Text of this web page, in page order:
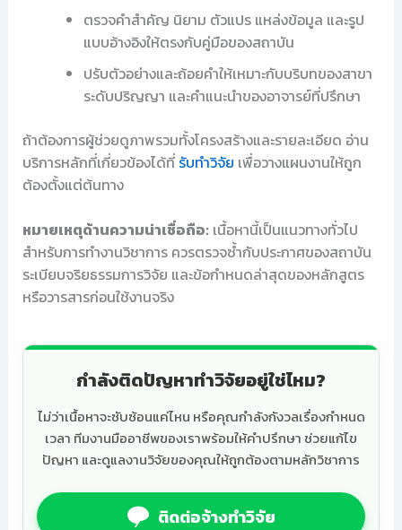
ตรวจคำสำคัญ นิยาม ตัวแปร แหล่งข้อมูล และรูป
แบบอ้างอิงให้ตรงกับคู่มือของสถาบัน
ปรับตัวอย่างและถ้อยคำให้เหมาะกับบริบทของสาขา
ระดับปริญญา และคำแนะนำของอาจารย์ที่ปรึกษา
ถ้าต้องการผู้ช่วยดูภาพรวมทั้งโครงสร้างและรายละเอียด อ่าน
บริการหลักที่เกี่ยวข้องได้ที่ รับทำวิจัย เพื่อวางแผนงานให้ถูก
ต้องตั้งแต่ต้นทาง
หมายเหตุด้านความน่าเชื่อถือ: เนื้อหานี้เป็นแนวทางทั่วไป
สำหรับการทำงานวิชาการ ควรตรวจซ้ำกับประกาศของสถาบัน
ระเบียบจริยธรรมการวิจัย และข้อกำหนดล่าสุดของหลักสูตร
หรือวารสารก่อนใช้งานจริง
กำลังติดปัญหาทำวิจัยอยู่ใช่ไหม?
ไม่ว่าเนื้อหาจะซับซ้อนแค่ไหน หรือคุณกำลังกังวลเรื่องกำหนด
เวลา ทีมงานมืออาชีพของเราพร้อมให้คำปรึกษา ช่วยแก้ไข
ปัญหา และดูแลงานวิจัยของคุณให้ถูกต้องตามหลักวิชาการ
ติดต่อจ้างทำวิจัย